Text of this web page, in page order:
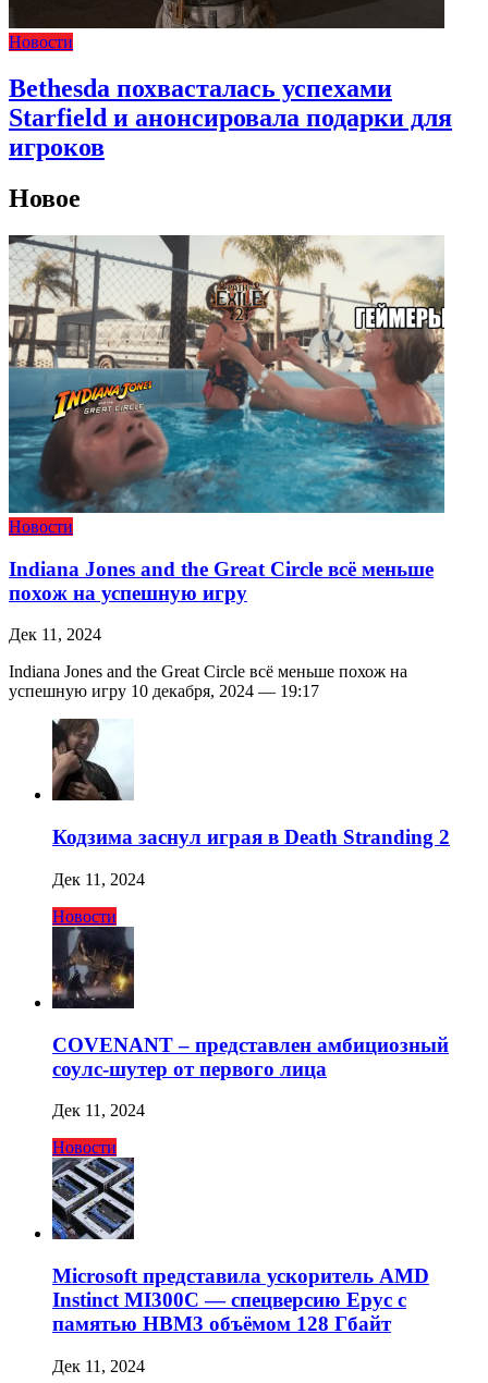
Новости
Bethesda похвасталась успехами
Starfield и анонсировала подарки для
игроков
Новое
Новости
Indiana Jones and the Great Circle всё меньше
похож на успешную игру
Дек 11, 2024
Indiana Jones and the Great Circle всё меньше похож на
успешную игру 10 декабря, 2024 — 19:17
Кодзима заснул играя в Death Stranding 2
Дек 11, 2024
Новости
COVENANT – представлен амбициозный
соулс-шутер от первого лица
Дек 11, 2024
Новости
Microsoft представила ускоритель AMD
Instinct MI300C — спецверсию Epyc с
памятью HBM3 объёмом 128 Гбайт
Дек 11, 2024